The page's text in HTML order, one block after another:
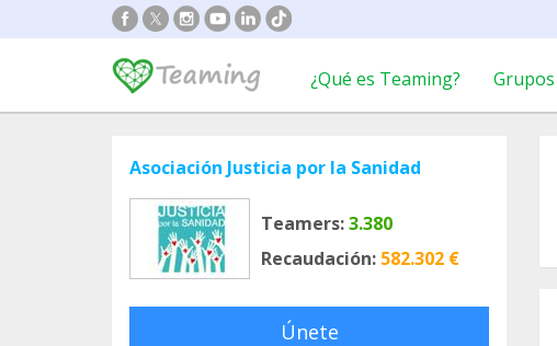
¿Qué es Teaming? Grupos
Asociación Justicia por la Sanidad
Teamers:3.380
Recaudación: 582.302 €
Únete